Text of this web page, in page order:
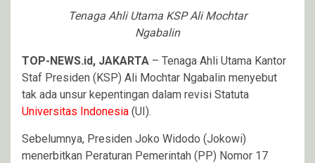
Tenaga Ahli Utama KSP Ali Mochtar
Ngabalin
TOP-NEWS.id, JAKARTA – Tenaga Ahli Utama Kantor
Staf Presiden (KSP) Ali Mochtar Ngabalin menyebut
tak ada unsur kepentingan dalam revisi Statuta
Universitas Indonesia (UI).
Sebelumnya, Presiden Joko Widodo (Jokowi)
menerbitkan Peraturan Pemerintah (PP) Nomor 17